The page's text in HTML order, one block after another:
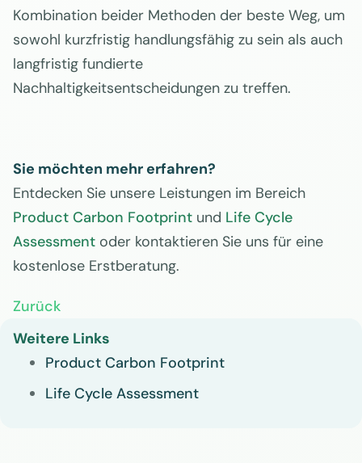
Kombination beider Methoden der beste Weg, um
sowohl kurzfristig handlungsfähig zu sein als auch
langfristig fundierte
Nachhaltigkeitsentscheidungen zu treffen.
Sie möchten mehr erfahren?
Entdecken Sie unsere Leistungen im Bereich
Product Carbon Footprint und Life Cycle
Assessment oder kontaktieren Sie uns für eine
kostenlose Erstberatung.
Zurück
Weitere Links
Product Carbon Footprint
Life Cycle Assessment